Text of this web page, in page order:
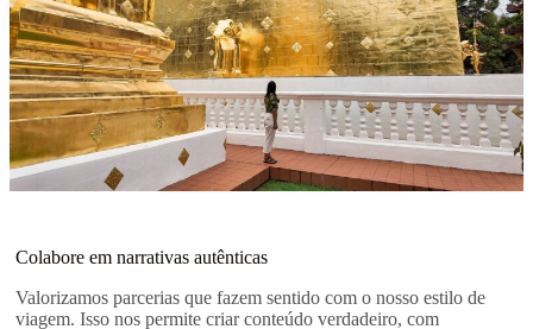
Colabore em narrativas autênticas
Valorizamos parcerias que fazem sentido com o nosso estilo de
viagem. Isso nos permite criar conteúdo verdadeiro, com